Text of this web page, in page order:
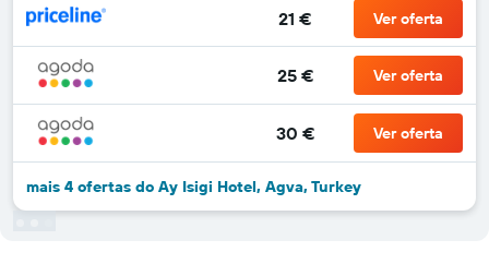
21 € Ver oferta
25 € Ver oferta
30 € Ver oferta
mais 4 ofertas do Ay Isigi Hotel, Agva, Turkey